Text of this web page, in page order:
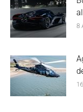
8